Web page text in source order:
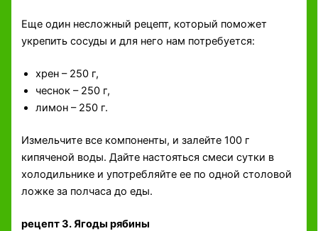
Еще один несложный рецепт, который поможет
укрепить сосуды и для него нам потребуется:
хрен – 250 г,
чеснок – 250 г,
лимон – 250 г.
Измельчите все компоненты, и залейте 100 г
кипяченой воды. Дайте настояться смеси сутки в
холодильнике и употребляйте ее по одной столовой
ложке за полчаса до еды.
рецепт 3. Ягоды рябины